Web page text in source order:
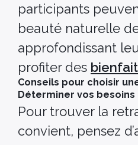
participants
beauté naturelle
approfondissant
profiter des
Conseils pour choisir
Déterminer vos
Pour trouver la
convient, pensez